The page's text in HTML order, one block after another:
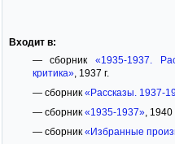
Входит в:
— сборник«1935-1937.
критика», 1937 г.
— сборник «Рассказы. 1937-
— сборник «1935-1937», 1940
— сборник «Избранные